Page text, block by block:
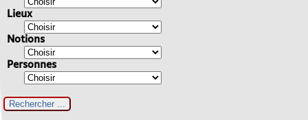
Lieux
Notions
Personnes